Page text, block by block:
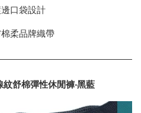
口袋設計
柔品牌織帶
紋舒棉彈性休閒褲‧黑藍